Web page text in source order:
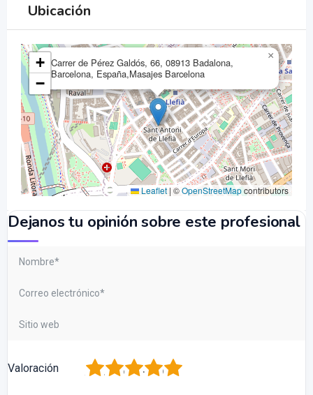
Ubicación
Carrer de Pérez Galdós, 66, 08913 Badalona,
Barcelona, España,Masajes Barcelona
×
+
−
Leaflet | ©OpenStreetMapcontributors
Dejanos tu opinión sobre este profesional
Valoración 5
4
3
2